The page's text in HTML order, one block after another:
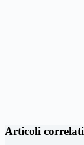
Articoli correlati